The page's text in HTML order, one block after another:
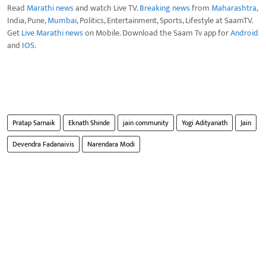
Read Marathi newsand watch Live TV.Breaking newsfrom Maharashtra,
India, Pune,Mumbai, Politics, Entertainment, Sports, Lifestyle at SaamTV.
GetLive Marathi newson Mobile. Download the Saam Tv app forAndroid
and IOS.
Pratap Sarnaik Eknath Shinde jain community Yogi Adityanath
Jain
Devendra Fadanaivis
Narendara Modi